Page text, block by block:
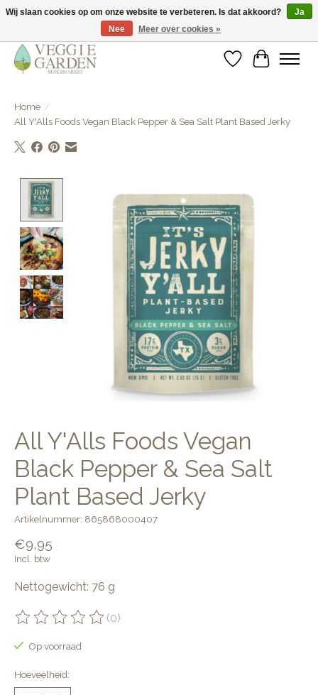
vegan & veggie products | free store pick-up
Verlanglijst
Home /
All Y'Alls Foods Vegan Black Pepper & Sea Salt Plant Based Jerky
All Y'Alls Foods Vegan
Black Pepper & Sea Salt
Plant Based Jerky
Artikelnummer: 865868000407
€9,95
Incl. btw
Nettogewicht: 76 g
De beoordeling van dit product is
(0)
Op voorraad
Hoeveelheid:
Wij slaan cookies op om onze website te verbeteren. Is dat akkoord?
Ja
Nee
Meer over cookies »